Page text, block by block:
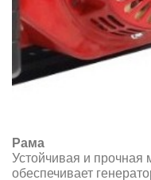
Рама
Устойчивая и прочная
обеспечивает